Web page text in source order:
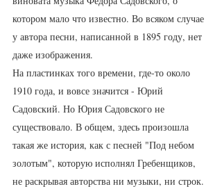
котором мало что известно. Во всяком случае
у автора песни, написанной в 1895 году, нет
даже изображения.
На пластинках того времени, где-то около
1910 года, и вовсе значится - Юрий
Садовский. Но Юрия Садовского не
существовало. В общем, здесь произошла
такая же история, как с песней "Под небом
золотым", которую исполнял Гребенщиков,
не раскрывая авторства ни музыки, ни строк.